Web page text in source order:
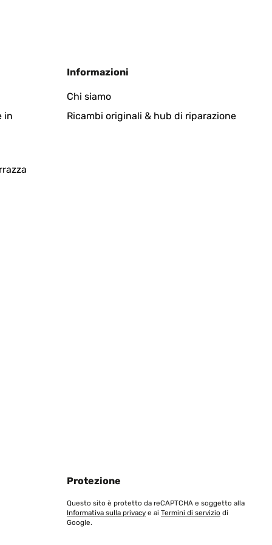
doch fündig geworden. Zum Austellen, oder
Tradurre
in
Informazioni
Chi siamo
Ricambi originali & hub di riparazione
Protezione
Questo sito è protetto da reCAPTCHA e soggetto alla
Informativa sulla privacy e ai Termini di servizio di
Google.